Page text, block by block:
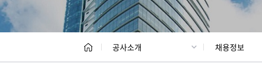
공사소개 채용정보